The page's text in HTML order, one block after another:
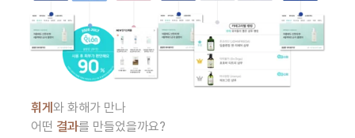
휘게와 화해가 만나
어떤 결과를 만들었을까요?